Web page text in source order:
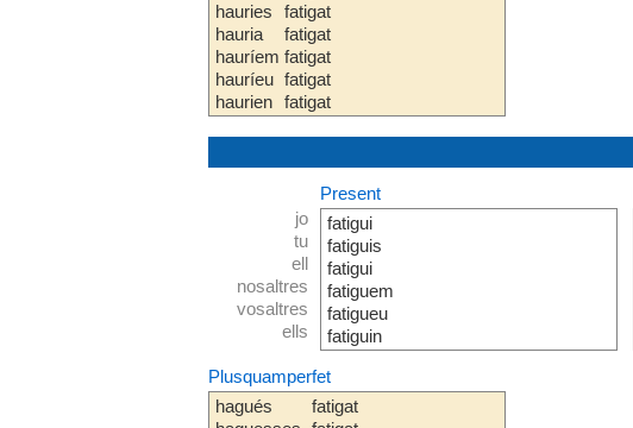
hauries
hauria
hauríem
hauríeu
haurien
fatigat
fatigat
fatigat
fatigat
fatigat
jo
tu
ell
nosaltres
vosaltres
ells
Present
fatigui
fatiguis
fatigui
fatiguem
fatigueu
fatiguin
Plusquamperfet
hagués
fatigat